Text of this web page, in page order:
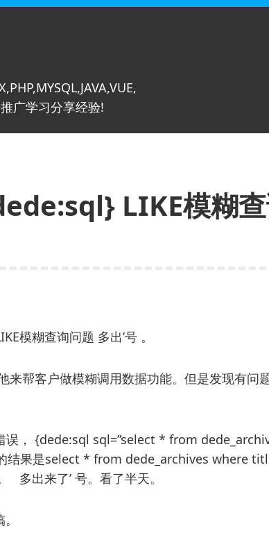
广学习分享经验!
LIKE模糊
模糊查询问题 多出’号 。
来帮客户做模糊调用数据功能。但是发现有问
误， {dede:sql sql=”select * from
结果是select * from dede_archives where
多出来了’ 号。看了半天。